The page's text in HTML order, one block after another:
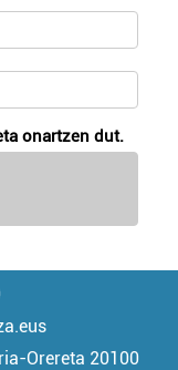
onartzen dut.
Orereta 20100